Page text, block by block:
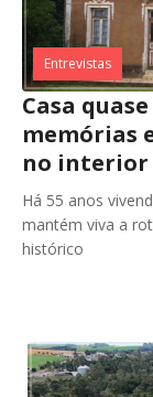
Entrevistas
Casa
memórias
no interior
Há 55 anos
mantém viva a
histórico